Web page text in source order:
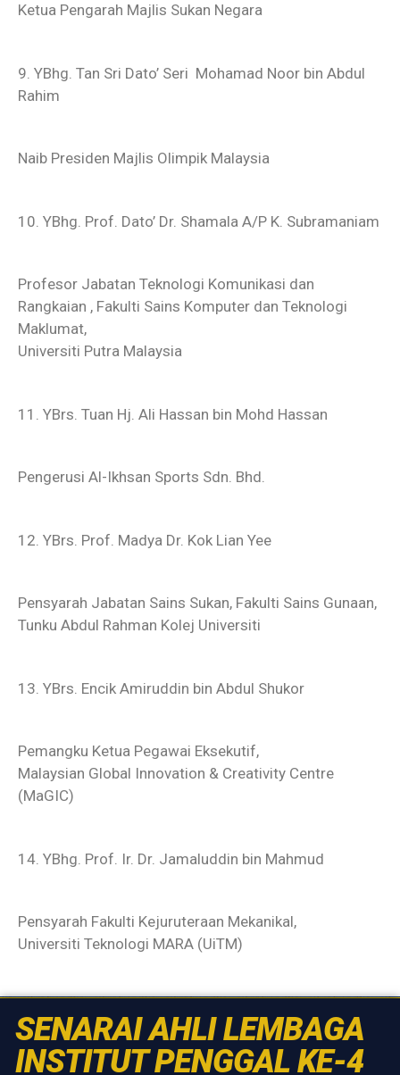
Ketua Pengarah Majlis Sukan Negara
9. YBhg. Tan Sri Dato’ Seri Mohamad Noor bin Abdul
Rahim
Naib Presiden Majlis Olimpik Malaysia
10. YBhg. Prof. Dato’ Dr. Shamala A/P K. Subramaniam
Profesor Jabatan Teknologi Komunikasi dan
Rangkaian , Fakulti Sains Komputer dan Teknologi
Maklumat,
Universiti Putra Malaysia
11. YBrs. Tuan Hj. Ali Hassan bin Mohd Hassan
Pengerusi Al-Ikhsan Sports Sdn. Bhd.
12. YBrs. Prof. Madya Dr. Kok Lian Yee
Pensyarah Jabatan Sains Sukan, Fakulti Sains Gunaan,
Tunku Abdul Rahman Kolej Universiti
13. YBrs. Encik Amiruddin bin Abdul Shukor
Pemangku Ketua Pegawai Eksekutif,
Malaysian Global Innovation & Creativity Centre
(MaGIC)
14. YBhg. Prof. Ir. Dr. Jamaluddin bin Mahmud
Pensyarah Fakulti Kejuruteraan Mekanikal,
Universiti Teknologi MARA (UiTM)
SENARAI AHLI LEMBAGA
INSTITUT PENGGAL KE-4